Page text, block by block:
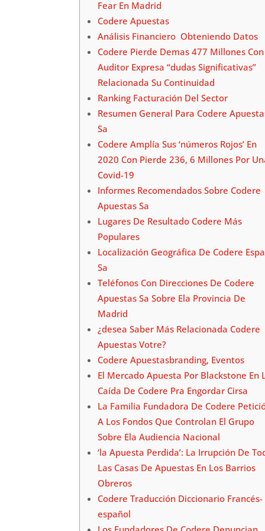
Fear En Madrid
Codere Apuestas
Análisis Financiero Obteniendo Datos
Codere Pierde Demas 477 Millones Con
Auditor Expresa “dudas Significativas”
Relacionada Su Continuidad
Ranking Facturación Del Sector
Resumen General Para Codere
Sa
Codere Amplía Sus ‘números Rojos’ En
2020 Con Pierde 236, 6 Millones Por
Covid-19
Informes Recomendados Sobre Codere
Apuestas Sa
Lugares De Resultado Codere Más
Populares
Localización Geográfica De Codere
Sa
Teléfonos Con Direcciones De Codere
Apuestas Sa Sobre Ela Provincia De
Madrid
¿desea Saber Más Relacionada Codere
Apuestas Votre?
Codere Apuestasbranding, Eventos
El Mercado Apuesta Por Blackstone En
Caída De Codere Pra Engordar Cirsa
La Familia Fundadora De Codere
A Los Fondos Que Controlan El Grupo
Sobre Ela Audiencia Nacional
‘la Apuesta Perdida’: La Irrupción De
Las Casas De Apuestas En Los Barrios
Obreros
Codere Traducción Diccionario Francés-
español